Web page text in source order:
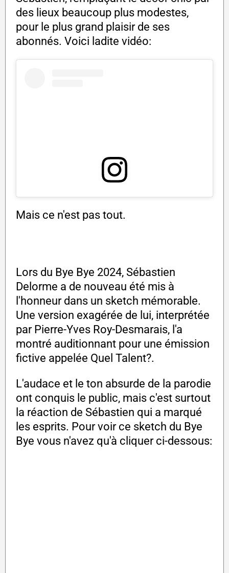
des lieux beaucoup plus modestes,
pour le plus grand plaisir de ses
abonnés. Voici ladite vidéo:
Mais ce n'est pas tout.
Lors du Bye Bye 2024, Sébastien
Delorme a de nouveau été mis à
l'honneur dans un sketch mémorable.
Une version exagérée de lui, interprétée
par Pierre-Yves Roy-Desmarais, l'a
montré auditionnant pour une émission
fictive appelée Quel Talent?.
L'audace et le ton absurde de la parodie
ont conquis le public, mais c'est surtout
la réaction de Sébastien qui a marqué
les esprits. Pour voir ce sketch du Bye
Bye vous n'avez qu'à cliquer ci-dessous: